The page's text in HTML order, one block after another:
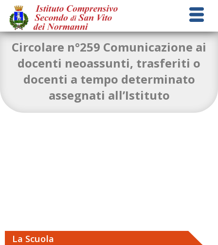
La Scuola
Circolare n°259 Comunicazione ai
docenti neoassunti, trasferiti o
docenti a tempo determinato
assegnati all’Istituto
Comunicazione del Dirigente Scolastico n.259 del
Download